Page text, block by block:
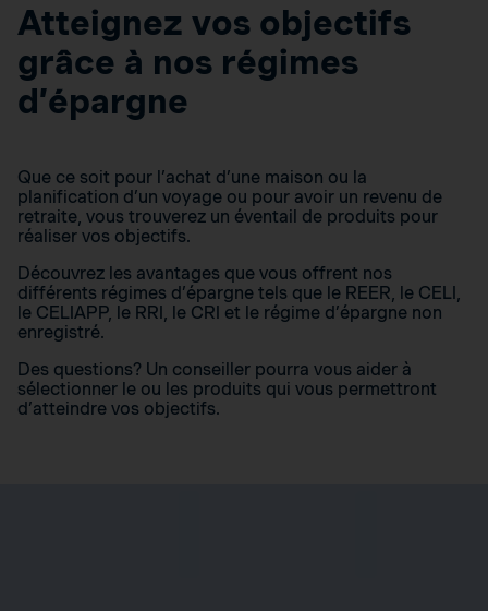
Atteignez vos objectifs
grâce à nos régimes
d’épargne
Que ce soit pour l’achat d’une maison ou la
planification d’un voyage ou pour avoir un revenu de
retraite, vous trouverez un éventail de produits pour
réaliser vos objectifs.
Découvrez les avantages que vous offrent nos
différents régimes d’épargne tels que le REER, le CELI,
le CELIAPP, le RRI, le CRI et le régime d’épargne non
enregistré.
Des questions? Un conseiller pourra vous aider à
sélectionner le ou les produits qui vous permettront
d’atteindre vos objectifs.